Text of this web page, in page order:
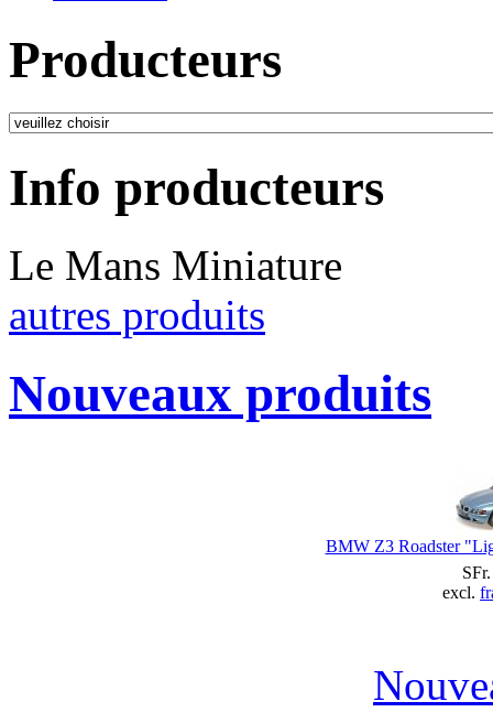
Producteurs
Info producteurs
Le Mans Miniature
autres produits
Nouveaux produits
BMW Z3 Roadster
excl.